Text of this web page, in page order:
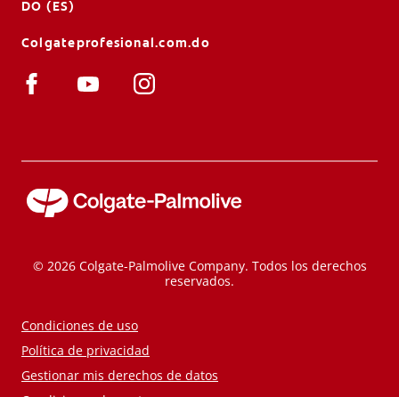
DO (ES)
Colgateprofesional.com.do
© 2026 Colgate-Palmolive Company. Todos los derechos
reservados.
Condiciones de uso
Política de privacidad
Gestionar mis derechos de datos